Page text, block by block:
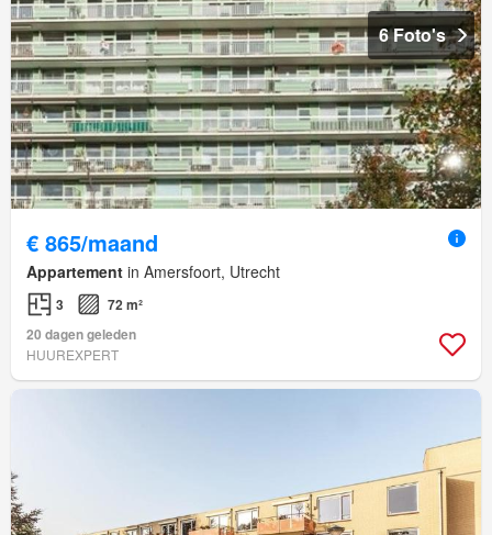
6 Foto's
€ 865/maand
Appartement in Amersfoort, Utrecht
3
72 m²
20 dagen geleden
HUUREXPERT